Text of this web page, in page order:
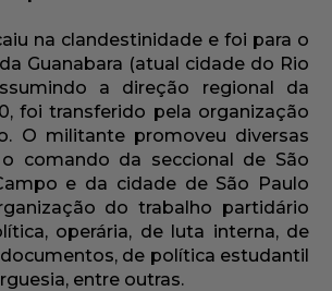
na clandestinidade e foi para o
Guanabara (atual cidade do Rio
a direção regional da
foi transferido pela organização
O militante promoveu diversas
comando da seccional de São
e da cidade de São Paulo
do trabalho partidário
operária, de luta interna, de
de política estudantil
entre outras.